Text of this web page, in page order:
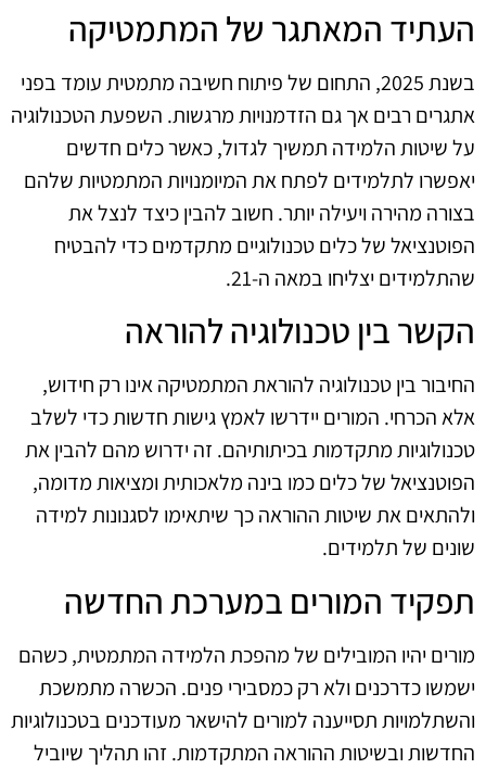
העתיד המאתגר של המתמטיקה
בשנת 2025, התחום של פיתוח חשיבה מתמטית עומד בפני
אתגרים רבים אך גם הזדמנויות מרגשות. השפעת הטכנולוגיה
על שיטות הלמידה תמשיך לגדול, כאשר כלים חדשים
יאפשרו לתלמידים לפתח את המיומנויות המתמטיות שלהם
בצורה מהירה ויעילה יותר. חשוב להבין כיצד לנצל את
הפוטנציאל של כלים טכנולוגיים מתקדמים כדי להבטיח
שהתלמידים יצליחו במאה ה-21.
הקשר בין טכנולוגיה להוראה
החיבור בין טכנולוגיה להוראת המתמטיקה אינו רק חידוש,
אלא הכרחי. המורים יידרשו לאמץ גישות חדשות כדי לשלב
טכנולוגיות מתקדמות בכיתותיהם. זה ידרוש מהם להבין את
הפוטנציאל של כלים כמו בינה מלאכותית ומציאות מדומה,
ולהתאים את שיטות ההוראה כך שיתאימו לסגנונות למידה
שונים של תלמידים.
תפקיד המורים במערכת החדשה
מורים יהיו המובילים של מהפכת הלמידה המתמטית, כשהם
ישמשו כדרכנים ולא רק כמסבירי פנים. הכשרה מתמשכת
והשתלמויות תסייענה למורים להישאר מעודכנים בטכנולוגיות
החדשות ובשיטות ההוראה המתקדמות. זהו תהליך שיוביל